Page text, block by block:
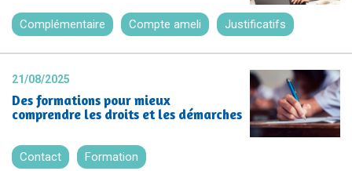
Complémentaire Compte ameli Justificatifs
21/08/2025
Des formations pour mieux
comprendre les droits et les démarches
Contact Formation